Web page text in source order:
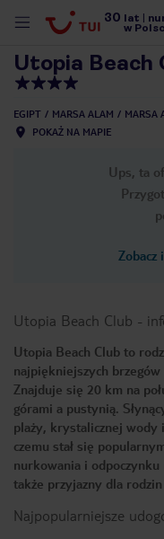
30 lat
w
Utopia Beach
EGIPT MARSA ALAM MARSA
POKAŻ NA MAPIE
Ups, ta
Zobacz
Utopia Beach Club -
Utopia Beach Club to
najpiękniejszych brzegów
Znajduje się 20 km na
górami a pustynią.
plaży, krystalicznej
czemu stał się
nurkowania i
także przyjazny dla
Najpopularniejsze